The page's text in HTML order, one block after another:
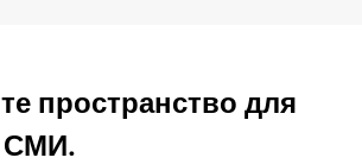
пространство для
СМИ.